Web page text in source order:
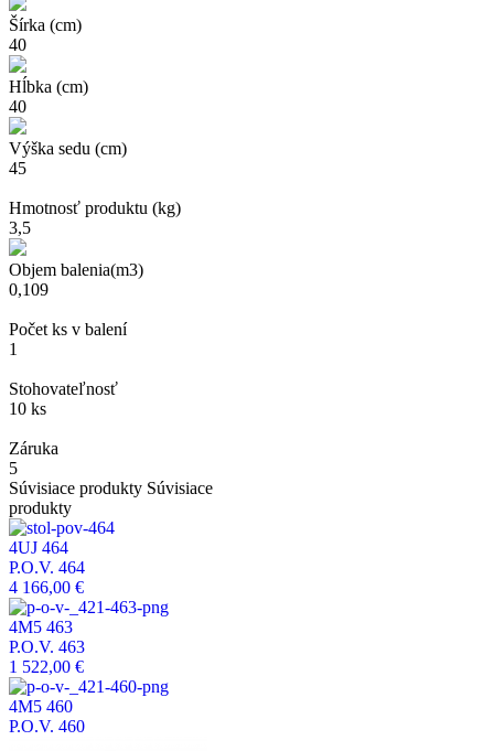
Šírka (cm)
40
Hĺbka (cm)
40
Výška sedu (cm)
45
Hmotnosť produktu (kg)
3,5
Objem balenia(m3)
0,109
Počet ks v balení
1
Stohovateľnosť
10 ks
Záruka
5
Súvisiace produkty Súvisiace
produkty
4UJ 464
P.O.V. 464
4 166,00 €
4M5 463
P.O.V. 463
1 522,00 €
4M5 460
P.O.V. 460